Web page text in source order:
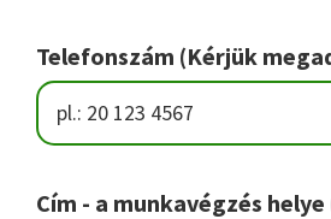
Telefonszám (Kérjük
Cím - a munkavégzés